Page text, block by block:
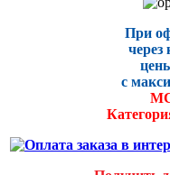
При
через
с